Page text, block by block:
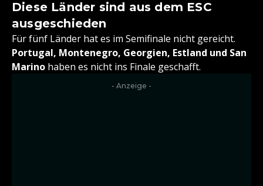
Diese Länder sind aus dem ESC
ausgeschieden
Für fünf Länder hat es im Semifinale nicht gereicht.
Portugal, Montenegro, Georgien, Estland und San
Marino haben es nicht ins Finale geschafft.
- Anzeige -